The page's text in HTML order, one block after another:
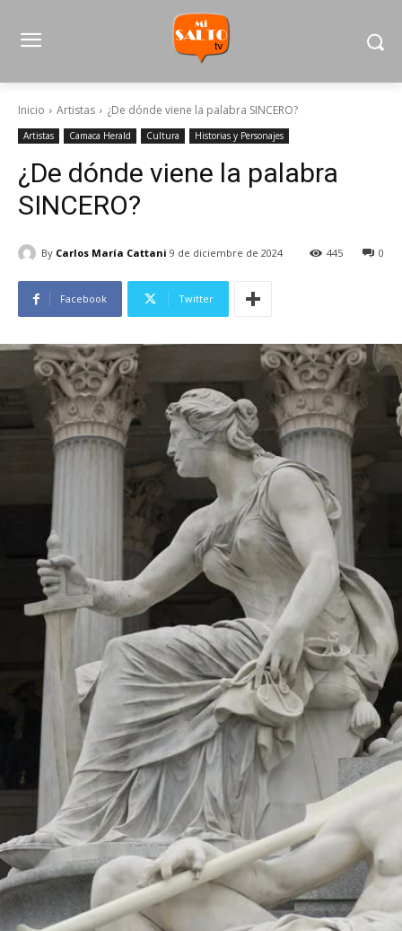
Inicio Artistas ¿De dónde viene la palabra SINCERO?
Artistas Camaca Herald Cultura Historias y Personajes
¿De dónde viene la palabra
SINCERO?
By Carlos María Cattani 9 de diciembre de 2024 0
445
Facebook Twitter